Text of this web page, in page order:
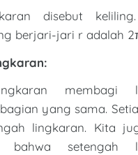
disebut
berjari-jari r adalah
membagi
yang sama.
lingkaran. Kita
bahwa setengah